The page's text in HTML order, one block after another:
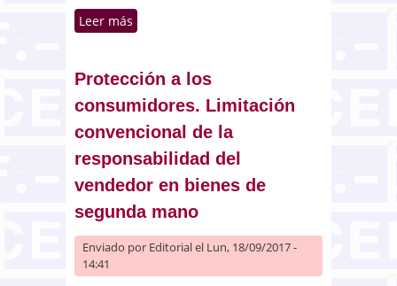
Leer más
no es necesariamente extensible
al resto de la Unión
Protección a los
consumidores. Limitación
convencional de la
responsabilidad del
vendedor en bienes de
segunda mano
Enviado por Editorialel Lun, 18/09/2017 -
14:41